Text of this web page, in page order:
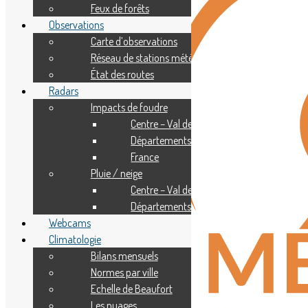
Feux de forêts
Observations
Carte d’observations
Réseau de stations météo
État des routes
Radars
Impacts de foudre
Centre – Val de Loire
Départements
France
Pluie / neige
Centre – Val de Loire
Départements
Webcams
Climatologie
Bilans mensuels
Normes par ville
Echelle de Beaufort
Les nuages